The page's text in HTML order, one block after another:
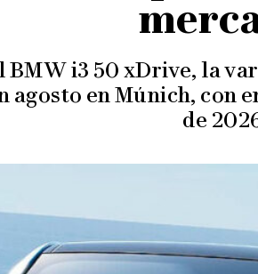
BMW i3 50 xDrive, la
agosto en Múnich, con
de